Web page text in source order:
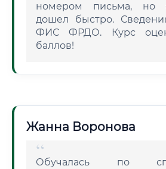
номером письма, но
дошел быстро.
ФИС ФРДО. Курс
баллов!
Жанна Воронова
Обучалась по